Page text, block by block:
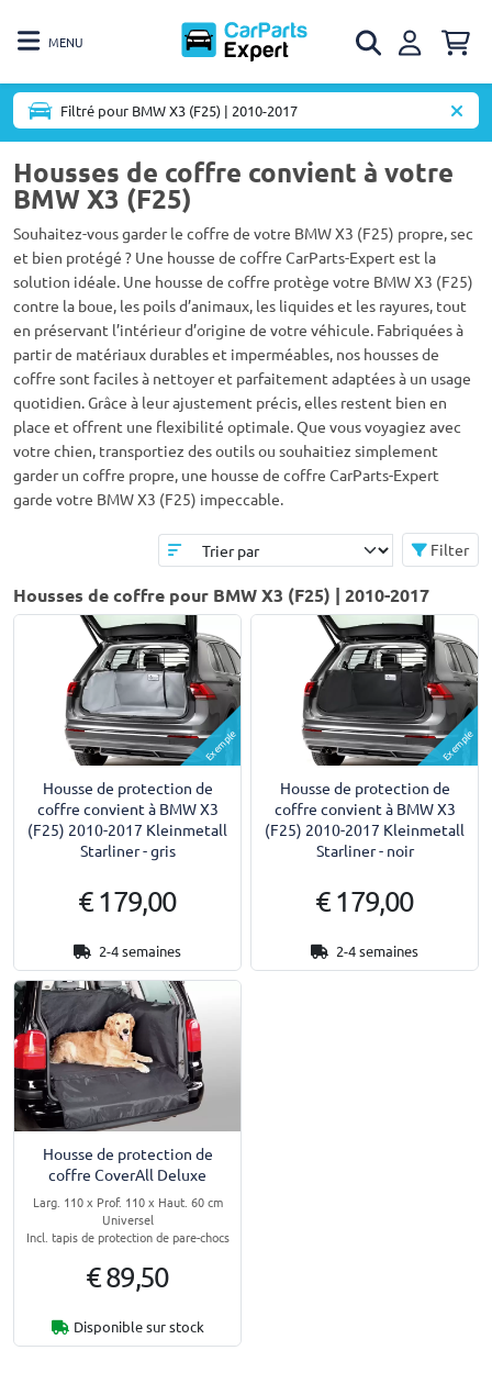
MENU
Filtré pour BMW X3 (F25) | 2010-2017
Housses de coffre convient à votre
BMW X3 (F25)
Souhaitez-vous garder le coffre de votre BMW X3 (F25) propre, sec
et bien protégé ? Une housse de coffre CarParts-Expert est la
solution idéale. Une housse de coffre protège votre BMW X3 (F25)
contre la boue, les poils d’animaux, les liquides et les rayures, tout
en préservant l’intérieur d’origine de votre véhicule. Fabriquées à
partir de matériaux durables et imperméables, nos housses de
coffre sont faciles à nettoyer et parfaitement adaptées à un usage
quotidien. Grâce à leur ajustement précis, elles restent bien en
place et offrent une flexibilité optimale. Que vous voyagiez avec
votre chien, transportiez des outils ou souhaitiez simplement
garder un coffre propre, une housse de coffre CarParts-Expert
garde votre BMW X3 (F25) impeccable.
Filter
Housses de coffre pour BMW X3 (F25) | 2010-2017
Exemple
Housse de protection de
coffre convient à BMW X3
(F25) 2010-2017 Kleinmetall
Starliner - gris
€ 179,00
2-4 semaines
Exemple
Housse de protection de
coffre convient à BMW X3
(F25) 2010-2017 Kleinmetall
Starliner - noir
€ 179,00
2-4 semaines
Housse de protection de
coffre CoverAll Deluxe
Larg. 110 x Prof. 110 x Haut. 60 cm
Universel
Incl. tapis de protection de pare-chocs
€ 89,50
Disponible sur stock